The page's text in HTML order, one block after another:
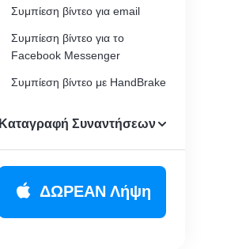
Συμπίεση βίντεο για email
Συμπίεση βίντεο για το
Facebook Messenger
Συμπίεση βίντεο με HandBrake
Καταγραφή Συναντήσεων
ΔΩΡΕΑΝ Λήψη